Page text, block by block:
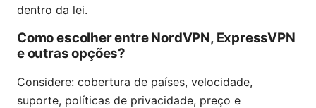
dentro da lei.
Como escolher entre NordVPN, ExpressVPN
e outras opções?
Considere: cobertura de países, velocidade,
suporte, políticas de privacidade, preço e